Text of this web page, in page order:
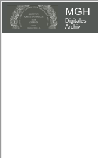
MGH
Digitales
Archiv